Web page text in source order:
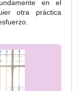
en el
otra práctica